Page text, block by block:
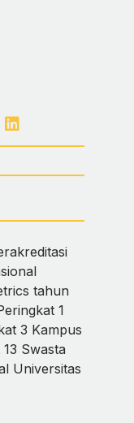
tahun
1
3 Kampus
Swasta
Universitas